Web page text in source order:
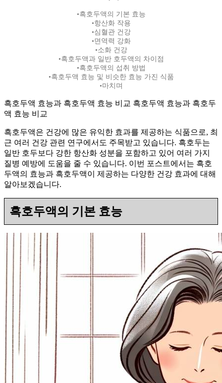
•흑호두액의 기본 효능
•항산화 작용
•심혈관 건강
•면역력 강화
•소화 건강
•흑호두액과 일반 호두액의 차이점
•흑호두액의 섭취 방법
•흑호두액 효능 및 비슷한 효능 가진 식품
•마치며
흑호두액 효능과 흑호두액 효능 비교 흑호두액 효능과 흑호두
액 효능 비교
흑호두액은 건강에 많은 유익한 효과를 제공하는 식품으로, 최
근 여러 건강 관련 연구에서도 주목받고 있습니다. 흑호두는
일반 호두보다 강한 항산화 성분을 포함하고 있어 여러 가지
질병 예방에 도움을 줄 수 있습니다. 이번 포스트에서는 흑호
두액의 효능과 흑호두액이 제공하는 다양한 건강 효과에 대해
알아보겠습니다.
흑호두액의 기본 효능